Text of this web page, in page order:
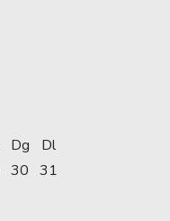
Dg
30
Dl
31